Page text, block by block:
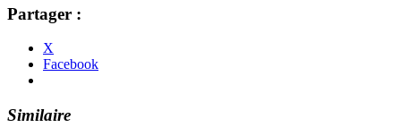
Partager :
X
Facebook
Similaire